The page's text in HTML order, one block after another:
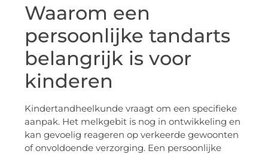
Waarom een
persoonlijke tandarts
belangrijk is voor
kinderen
Kindertandheelkunde vraagt om een specifieke
aanpak. Het melkgebit is nog in ontwikkeling en
kan gevoelig reageren op verkeerde gewoonten
of onvoldoende verzorging. Een persoonlijke